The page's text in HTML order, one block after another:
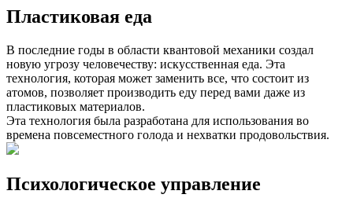
Пластиковая еда
В последние годы в области квантовой механики создал
новую угрозу человечеству: искусственная еда. Эта
технология, которая может заменить все, что состоит из
атомов, позволяет производить еду перед вами даже из
пластиковых материалов.
Эта технология была разработана для использования во
времена повсеместного голода и нехватки продовольствия.
Психологическое управление